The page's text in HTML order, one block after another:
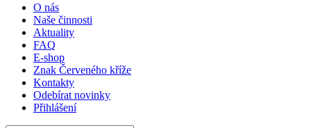
O nás
Naše činnosti
Aktuality
FAQ
E-shop
Znak Červeného kříže
Kontakty
Odebírat novinky
Přihlášení